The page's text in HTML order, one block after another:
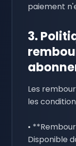
paiement
3.
Les
les
•
Disponible